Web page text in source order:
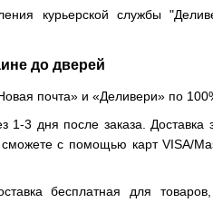
курьерской службы
до дверей
почта» и «Деливери» по
1-3 дня после заказа. Доставка
с помощью карт VISA/
бесплатная для